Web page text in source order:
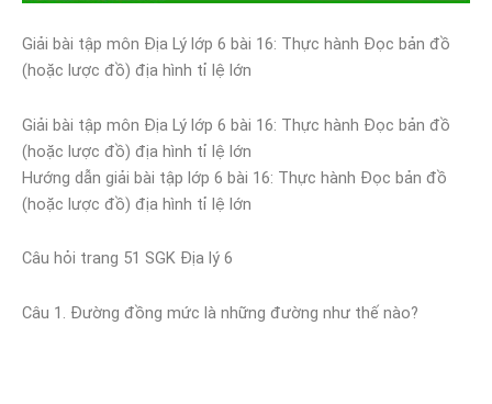
Giải bài tập môn Địa Lý lớp 6 bài 16: Thực hành Đọc bản đồ
(hoặc lược đồ) địa hình tỉ lệ lớn
Giải bài tập môn Địa Lý lớp 6 bài 16: Thực hành Đọc bản đồ
(hoặc lược đồ) địa hình tỉ lệ lớn
Hướng dẫn giải bài tập lớp 6 bài 16: Thực hành Đọc bản đồ
(hoặc lược đồ) địa hình tỉ lệ lớn
Câu hỏi trang 51 SGK Địa lý 6
Câu 1. Đường đồng mức là những đường như thế nào?